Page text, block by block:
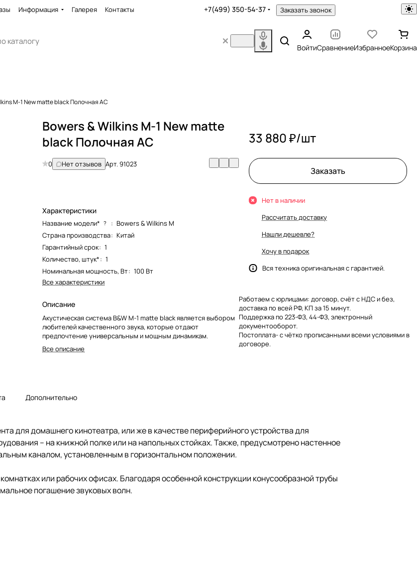
Информация Галерея Контакты +7(499) 350-54-37 Заказать звонок
ВойтиСравнениеИзбранноеКорзина
M-1 New matte black Полочная AC
Bowers & Wilkins M-1 New matte
black Полочная AC
0 Нет отзывов Арт.91023
Характеристики
Название модели* ? : Bowers & Wilkins M
Страна производства: Китай
Гарантийный срок: 1
Количество, штук*: 1
Номинальная мощность, Вт: 100 Вт
Все характеристики
Описание
Акустическая система B&W M-1 matte black является выбором
любителей качественного звука, которые отдают
предпочтение универсальным и мощным динамикам.
Все описание
33 880 ₽/шт
Заказать
Нет в наличии
Рассчитать доставку
Нашли дешевле?
Хочу в подарок
Вся техника оригинальная с гарантией.
Работаем с юрлицами: договор, счёт с НДС и без,
доставка по всей РФ, КП за 15 минут.
Поддержка по 223-ФЗ, 44-ФЗ, электронный
документооборот.
Постоплата- с чётко прописанными всеми условиями в
договоре.
Дополнительно
для домашнего кинотеатра, или же в качестве периферийного устройства для
– на книжной полке или на напольных стойках. Также, предусмотрено настенное
каналом, установленным в горизонтальном положении.
или рабочих офисах. Благодаря особенной конструкции конусообразной трубы
погашение звуковых волн.